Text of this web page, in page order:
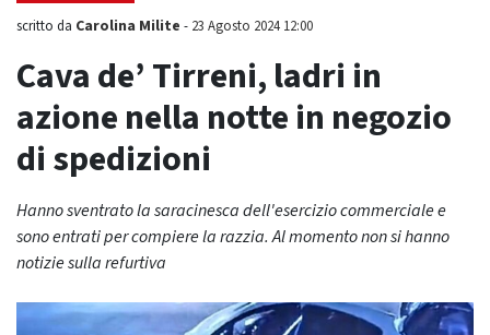
scritto da Carolina Milite - 23 Agosto 2024 12:00
Cava de’ Tirreni, ladri in
azione nella notte in negozio
di spedizioni
Hanno sventrato la saracinesca dell'esercizio commerciale e
sono entrati per compiere la razzia. Al momento non si hanno
notizie sulla refurtiva